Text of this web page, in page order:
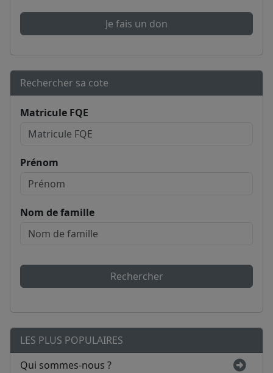
Je fais un don
Rechercher sa cote
Matricule FQE
Prénom
Nom de famille
Rechercher
LES PLUS POPULAIRES
Qui sommes-nous ?